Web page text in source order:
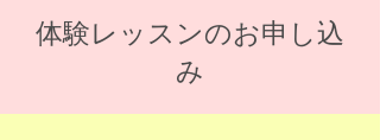
体験レッスンのお申し込
み